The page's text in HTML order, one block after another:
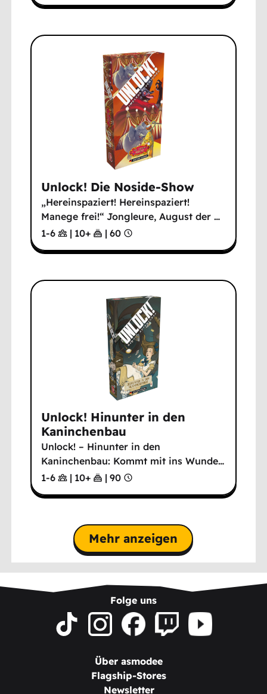
Unlock! Die Noside-Show
„Hereinspaziert! Hereinspaziert!
Manege frei!“ Jongleure, August der…
1-6
| 10+ | 60
Unlock! Hinunter in den
Kaninchenbau
Unlock! – Hinunter in den
Kaninchenbau: Kommt mit ins Wunde…
1-6
| 10+ | 90
Mehr anzeigen
Folge uns
Über asmodee
Flagship-Stores
Newsletter